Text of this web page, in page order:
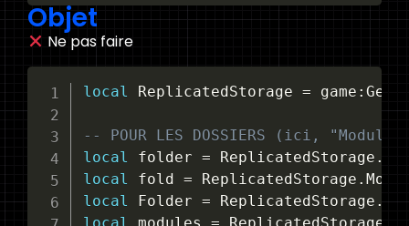
Objet
Ne pas faire
local ReplicatedStorage =
-- POUR LES DOSSIERS (ici,
local
folder = ReplicatedStorage .
local
fold = ReplicatedStorage .
local
Folder = ReplicatedStorage .
local
modules = ReplicatedStorage